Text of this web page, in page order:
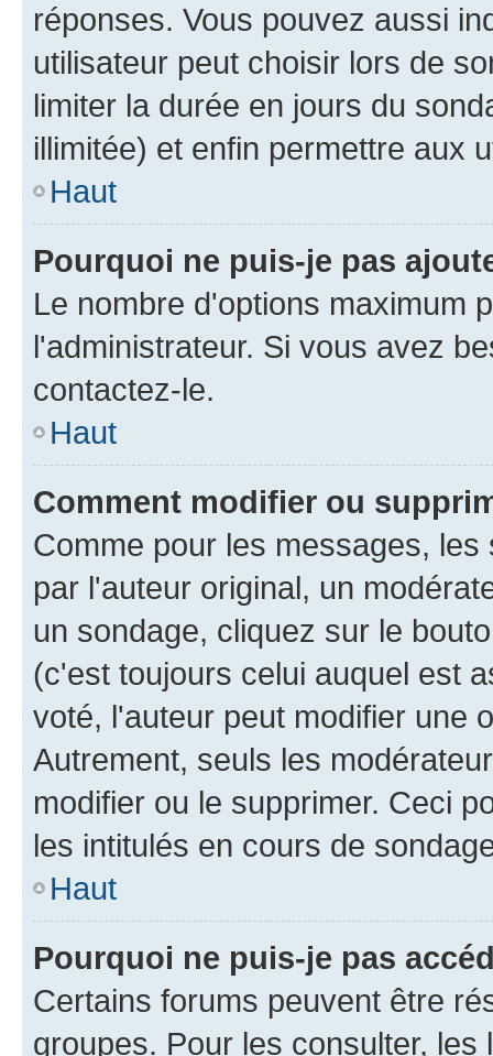
réponses. Vous pouvez aussi
utilisateur peut choisir lors de
limiter la durée en jours du
illimitée) et enfin permettre aux
Haut
Pourquoi ne puis-je pas
Le nombre d'options maximum
l'administrateur. Si vous avez
contactez-le.
Haut
Comment modifier ou
Comme pour les messages,
par l'auteur original, un
un sondage, cliquez sur le
(c'est toujours celui auquel est
voté, l'auteur peut modifier une
Autrement, seuls les
modifier ou le supprimer. Ceci
les intitulés en cours de
Haut
Pourquoi ne puis-je pas
Certains forums peuvent être
groupes. Pour les consulter,